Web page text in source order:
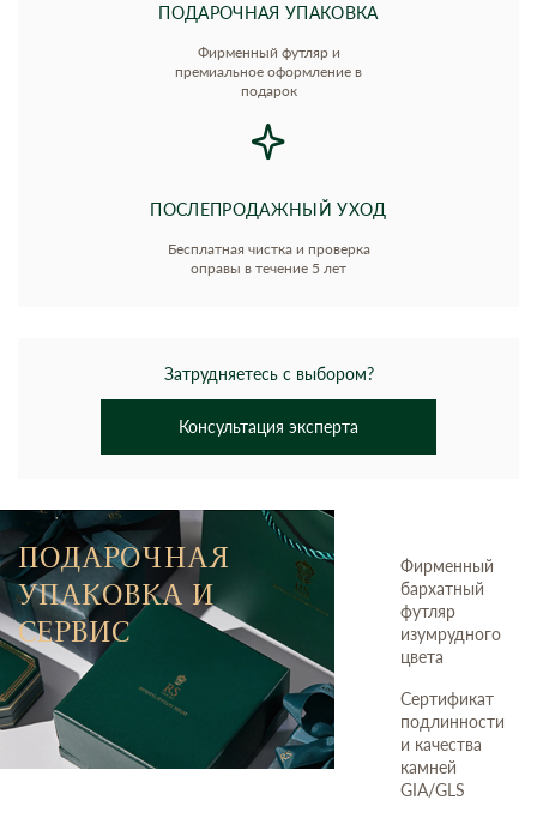
ПОДАРОЧНАЯ УПАКОВКА
Фирменный футляр и
премиальное оформление в
подарок
ПОСЛЕПРОДАЖНЫЙ УХОД
Бесплатная чистка и проверка
оправы в течение 5 лет
Затрудняетесь с выбором?
Консультация эксперта
ПОДАРОЧНАЯ
УПАКОВКА И
СЕРВИС
Фирменный
бархатный
футляр
изумрудного
цвета
Сертификат
подлинности
и качества
камней
GIA/GLS